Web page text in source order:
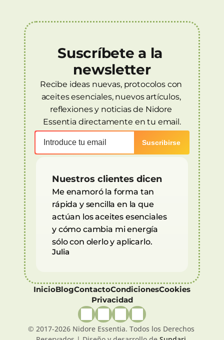
Suscríbete a la
newsletter
Recibe ideas nuevas, protocolos con
aceites esenciales, nuevos artículos,
reflexiones y noticias de Nidore
Essentia directamente en tu email.
Nuestros clientes dicen
Me enamoró la forma tan
rápida y sencilla en la que
actúan los aceites esenciales
y cómo cambia mi energía
sólo con olerlo y aplicarlo.
Julia
InicioBlogContactoCondicionesCookies
Privacidad
© 2017-2026 Nidore Essentia. Todos los Derechos